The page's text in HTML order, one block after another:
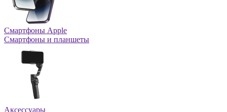
Смартфоны Apple
Смартфоны и планшеты
Аксессуары